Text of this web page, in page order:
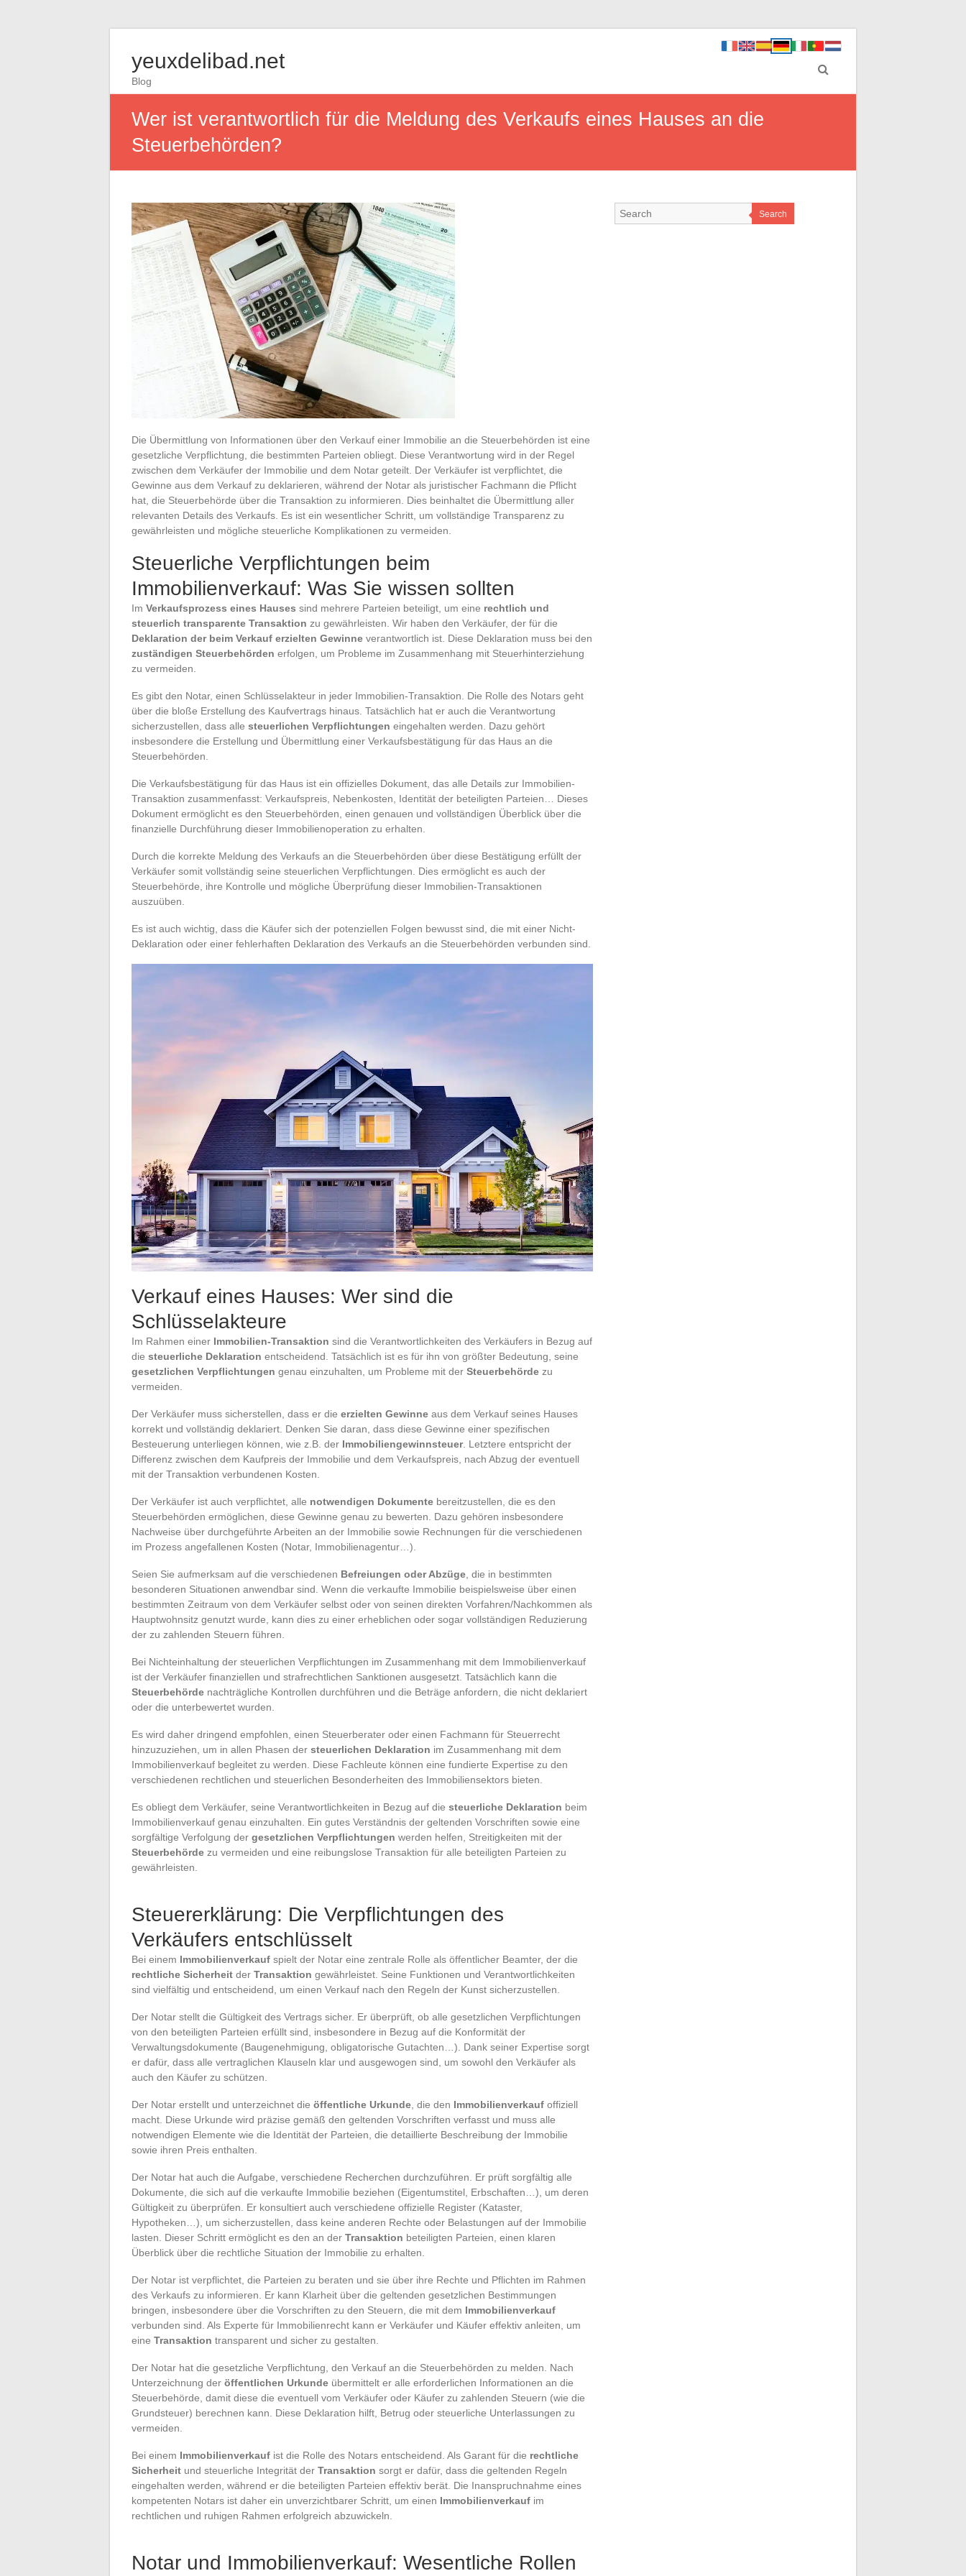
yeuxdelibad.net
Blog
Wer ist verantwortlich für die Meldung des Verkaufs eines Hauses an die
Steuerbehörden?
Die Übermittlung von Informationen über den Verkauf einer Immobilie an die Steuerbehörden ist eine
gesetzliche Verpflichtung, die bestimmten Parteien obliegt. Diese Verantwortung wird in der Regel
zwischen dem Verkäufer der Immobilie und dem Notar geteilt. Der Verkäufer ist verpflichtet, die
Gewinne aus dem Verkauf zu deklarieren, während der Notar als juristischer Fachmann die Pflicht
hat, die Steuerbehörde über die Transaktion zu informieren. Dies beinhaltet die Übermittlung aller
relevanten Details des Verkaufs. Es ist ein wesentlicher Schritt, um vollständige Transparenz zu
gewährleisten und mögliche steuerliche Komplikationen zu vermeiden.
Steuerliche Verpflichtungen beim
Immobilienverkauf: Was Sie wissen sollten
Im Verkaufsprozess eines Hauses sind mehrere Parteien beteiligt, um eine rechtlich und
steuerlich transparente Transaktion zu gewährleisten. Wir haben den Verkäufer, der für die
Deklaration der beim Verkauf erzielten Gewinne verantwortlich ist. Diese Deklaration muss bei den
zuständigen Steuerbehörden erfolgen, um Probleme im Zusammenhang mit Steuerhinterziehung
zu vermeiden.
Es gibt den Notar, einen Schlüsselakteur in jeder Immobilien-Transaktion. Die Rolle des Notars geht
über die bloße Erstellung des Kaufvertrags hinaus. Tatsächlich hat er auch die Verantwortung
sicherzustellen, dass alle steuerlichen Verpflichtungen eingehalten werden. Dazu gehört
insbesondere die Erstellung und Übermittlung einer Verkaufsbestätigung für das Haus an die
Steuerbehörden.
Die Verkaufsbestätigung für das Haus ist ein offizielles Dokument, das alle Details zur Immobilien-
Transaktion zusammenfasst: Verkaufspreis, Nebenkosten, Identität der beteiligten Parteien… Dieses
Dokument ermöglicht es den Steuerbehörden, einen genauen und vollständigen Überblick über die
finanzielle Durchführung dieser Immobilienoperation zu erhalten.
Durch die korrekte Meldung des Verkaufs an die Steuerbehörden über diese Bestätigung erfüllt der
Verkäufer somit vollständig seine steuerlichen Verpflichtungen. Dies ermöglicht es auch der
Steuerbehörde, ihre Kontrolle und mögliche Überprüfung dieser Immobilien-Transaktionen
auszuüben.
Es ist auch wichtig, dass die Käufer sich der potenziellen Folgen bewusst sind, die mit einer Nicht-
Deklaration oder einer fehlerhaften Deklaration des Verkaufs an die Steuerbehörden verbunden sind.
Verkauf eines Hauses: Wer sind die
Schlüsselakteure
Im Rahmen einer Immobilien-Transaktion sind die Verantwortlichkeiten des Verkäufers in Bezug auf
die steuerliche Deklaration entscheidend. Tatsächlich ist es für ihn von größter Bedeutung, seine
gesetzlichen Verpflichtungen genau einzuhalten, um Probleme mit der Steuerbehörde zu
vermeiden.
Der Verkäufer muss sicherstellen, dass er die erzielten Gewinne aus dem Verkauf seines Hauses
korrekt und vollständig deklariert. Denken Sie daran, dass diese Gewinne einer spezifischen
Besteuerung unterliegen können, wie z.B. der Immobiliengewinnsteuer. Letztere entspricht der
Differenz zwischen dem Kaufpreis der Immobilie und dem Verkaufspreis, nach Abzug der eventuell
mit der Transaktion verbundenen Kosten.
Der Verkäufer ist auch verpflichtet, alle notwendigen Dokumente bereitzustellen, die es den
Steuerbehörden ermöglichen, diese Gewinne genau zu bewerten. Dazu gehören insbesondere
Nachweise über durchgeführte Arbeiten an der Immobilie sowie Rechnungen für die verschiedenen
im Prozess angefallenen Kosten (Notar, Immobilienagentur…).
Seien Sie aufmerksam auf die verschiedenen Befreiungen oder Abzüge , die in bestimmten
besonderen Situationen anwendbar sind. Wenn die verkaufte Immobilie beispielsweise über einen
bestimmten Zeitraum von dem Verkäufer selbst oder von seinen direkten Vorfahren/Nachkommen als
Hauptwohnsitz genutzt wurde, kann dies zu einer erheblichen oder sogar vollständigen Reduzierung
der zu zahlenden Steuern führen.
Bei Nichteinhaltung der steuerlichen Verpflichtungen im Zusammenhang mit dem Immobilienverkauf
ist der Verkäufer finanziellen und strafrechtlichen Sanktionen ausgesetzt. Tatsächlich kann die
Steuerbehörde nachträgliche Kontrollen durchführen und die Beträge anfordern, die nicht deklariert
oder die unterbewertet wurden.
Es wird daher dringend empfohlen, einen Steuerberater oder einen Fachmann für Steuerrecht
hinzuzuziehen, um in allen Phasen der steuerlichen Deklaration im Zusammenhang mit dem
Immobilienverkauf begleitet zu werden. Diese Fachleute können eine fundierte Expertise zu den
verschiedenen rechtlichen und steuerlichen Besonderheiten des Immobiliensektors bieten.
Es obliegt dem Verkäufer, seine Verantwortlichkeiten in Bezug auf die steuerliche Deklaration beim
Immobilienverkauf genau einzuhalten. Ein gutes Verständnis der geltenden Vorschriften sowie eine
sorgfältige Verfolgung der gesetzlichen Verpflichtungen werden helfen, Streitigkeiten mit der
Steuerbehörde zu vermeiden und eine reibungslose Transaktion für alle beteiligten Parteien zu
gewährleisten.
Steuererklärung: Die Verpflichtungen des
Verkäufers entschlüsselt
Bei einem Immobilienverkauf spielt der Notar eine zentrale Rolle als öffentlicher Beamter, der die
rechtliche Sicherheit der Transaktion gewährleistet. Seine Funktionen und Verantwortlichkeiten
sind vielfältig und entscheidend, um einen Verkauf nach den Regeln der Kunst sicherzustellen.
Der Notar stellt die Gültigkeit des Vertrags sicher. Er überprüft, ob alle gesetzlichen Verpflichtungen
von den beteiligten Parteien erfüllt sind, insbesondere in Bezug auf die Konformität der
Verwaltungsdokumente (Baugenehmigung, obligatorische Gutachten…). Dank seiner Expertise sorgt
er dafür, dass alle vertraglichen Klauseln klar und ausgewogen sind, um sowohl den Verkäufer als
auch den Käufer zu schützen.
Der Notar erstellt und unterzeichnet die öffentliche Urkunde , die den Immobilienverkauf offiziell
macht. Diese Urkunde wird präzise gemäß den geltenden Vorschriften verfasst und muss alle
notwendigen Elemente wie die Identität der Parteien, die detaillierte Beschreibung der Immobilie
sowie ihren Preis enthalten.
Der Notar hat auch die Aufgabe, verschiedene Recherchen durchzuführen. Er prüft sorgfältig alle
Dokumente, die sich auf die verkaufte Immobilie beziehen (Eigentumstitel, Erbschaften…), um deren
Gültigkeit zu überprüfen. Er konsultiert auch verschiedene offizielle Register (Kataster,
Hypotheken…), um sicherzustellen, dass keine anderen Rechte oder Belastungen auf der Immobilie
lasten. Dieser Schritt ermöglicht es den an der Transaktion beteiligten Parteien, einen klaren
Überblick über die rechtliche Situation der Immobilie zu erhalten.
Der Notar ist verpflichtet, die Parteien zu beraten und sie über ihre Rechte und Pflichten im Rahmen
des Verkaufs zu informieren. Er kann Klarheit über die geltenden gesetzlichen Bestimmungen
bringen, insbesondere über die Vorschriften zu den Steuern, die mit dem Immobilienverkauf
verbunden sind. Als Experte für Immobilienrecht kann er Verkäufer und Käufer effektiv anleiten, um
eine Transaktion transparent und sicher zu gestalten.
Der Notar hat die gesetzliche Verpflichtung, den Verkauf an die Steuerbehörden zu melden. Nach
Unterzeichnung der öffentlichen Urkunde übermittelt er alle erforderlichen Informationen an die
Steuerbehörde, damit diese die eventuell vom Verkäufer oder Käufer zu zahlenden Steuern (wie die
Grundsteuer) berechnen kann. Diese Deklaration hilft, Betrug oder steuerliche Unterlassungen zu
vermeiden.
Bei einem Immobilienverkauf ist die Rolle des Notars entscheidend. Als Garant für die rechtliche
Sicherheit und steuerliche Integrität der Transaktion sorgt er dafür, dass die geltenden Regeln
eingehalten werden, während er die beteiligten Parteien effektiv berät. Die Inanspruchnahme eines
kompetenten Notars ist daher ein unverzichtbarer Schritt, um einen Immobilienverkauf im
rechtlichen und ruhigen Rahmen erfolgreich abzuwickeln.
Notar und Immobilienverkauf: Wesentliche Rollen
Search